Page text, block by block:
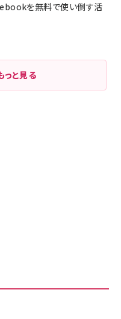
を無料で使い倒す活
っと見る